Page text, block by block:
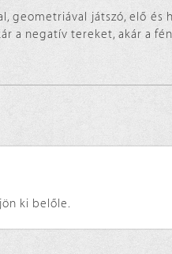
geometriával játszó, elő
a negatív tereket, akár a
ki belőle.